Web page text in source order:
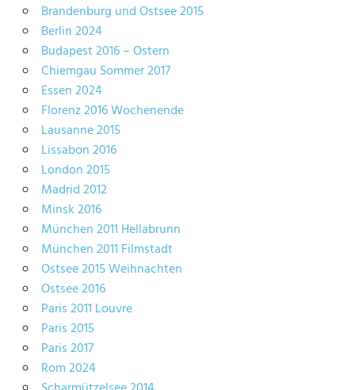
Brandenburg und Ostsee 2015
Berlin 2024
Budapest 2016 – Ostern
Chiemgau Sommer 2017
Essen 2024
Florenz 2016 Wochenende
Lausanne 2015
Lissabon 2016
London 2015
Madrid 2012
Minsk 2016
München 2011 Hellabrunn
München 2011 Filmstadt
Ostsee 2015 Weihnachten
Ostsee 2016
Paris 2011 Louvre
Paris 2015
Paris 2017
Rom 2024